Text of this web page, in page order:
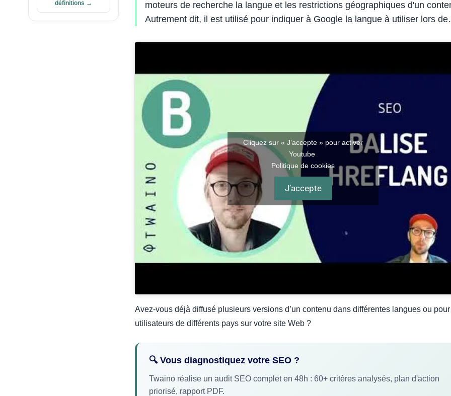
définitions →
moteurs de recherche la langue et les restrictions géographiques d'un
Autrement dit, il est utilisé pour indiquer à Google la langue à utiliser lors
Cliquez sur « J’accepte » pour activer
Youtube
Politique de cookies
J’accepte
Avez-vous déjà diffusé plusieurs versions d’un contenu dans différentes langues ou
utilisateurs de différents pays sur votre site Web ?
🔍 Vous diagnostiquez votre SEO ?
Twaino réalise un audit SEO complet en 48h : 60+ critères analysés, plan d'action
priorisé, rapport PDF.